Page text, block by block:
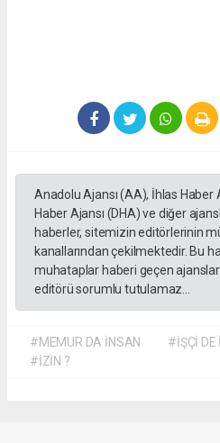
Anadolu Ajansı (AA), İhlas Haber
Haber Ajansı (DHA) ve diğer
haberler, sitemizin editörlerinin
kanallarından çekilmektedir. Bu
muhataplar haberi geçen
editörü sorumlu tutulamaz...
#MEMUR DA İNSAN #İŞÇİ DE
#İZİN ?